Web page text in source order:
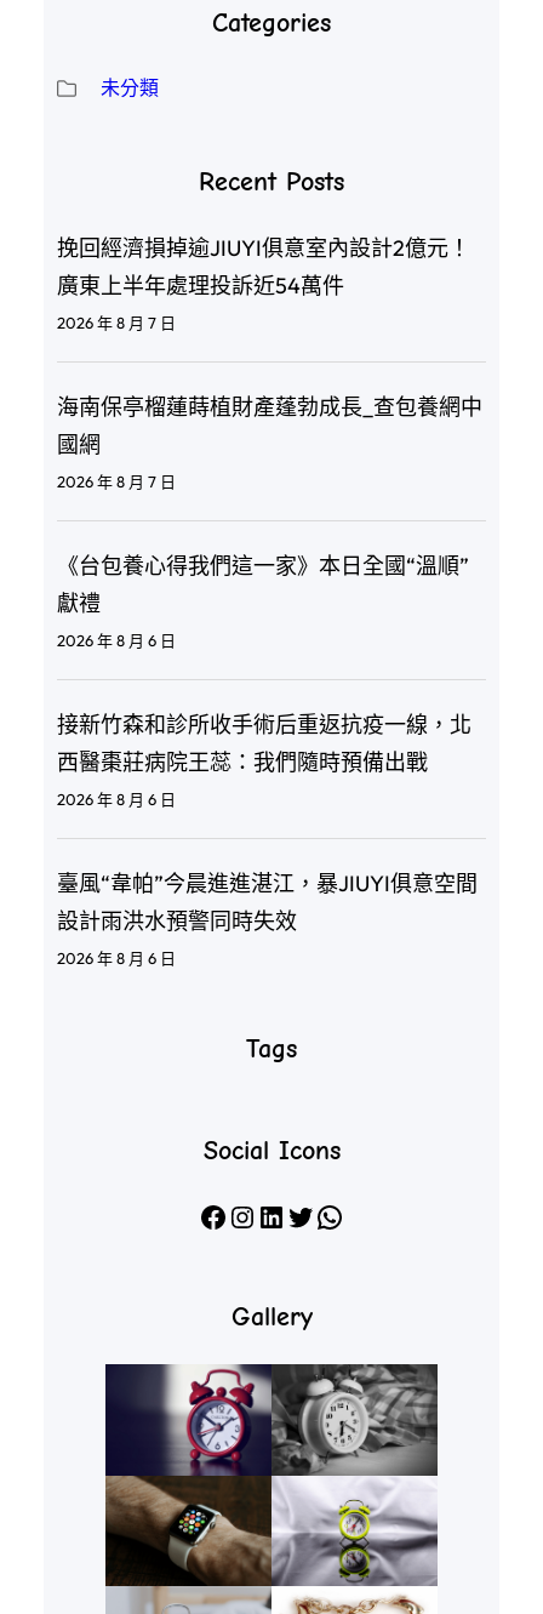
Categories
未分類
Recent Posts
挽回經濟損掉逾JIUYI俱意室內設計2億元！
廣東上半年處理投訴近54萬件
2026 年 8 月 7 日
海南保亭榴蓮蒔植財產蓬勃成長_查包養網中
國網
2026 年 8 月 7 日
《台包養心得我們這一家》本日全國“溫順”
獻禮
2026 年 8 月 6 日
接新竹森和診所收手術后重返抗疫一線，北
西醫棗莊病院王蕊：我們隨時預備出戰
2026 年 8 月 6 日
臺風“韋帕”今晨進進湛江，暴JIUYI俱意空間
設計雨洪水預警同時失效
2026 年 8 月 6 日
Tags
Social Icons
Facebook Instagram LinkedIn X WhatsApp
Gallery